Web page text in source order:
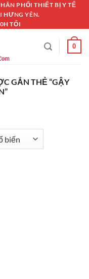
PHỐI THIẾT BỊ Y TẾ
HƯNG YÊN.
TỐI
0
GẮN THẺ “GẬY